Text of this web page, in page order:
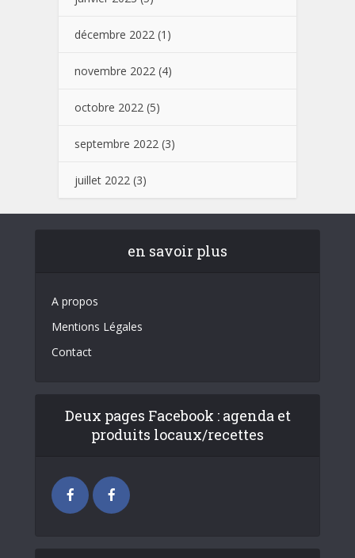
décembre 2022 (1)
novembre 2022 (4)
octobre 2022 (5)
septembre 2022 (3)
juillet 2022 (3)
en savoir plus
A propos
Mentions Légales
Contact
Deux pages Facebook : agenda et
produits locaux/recettes